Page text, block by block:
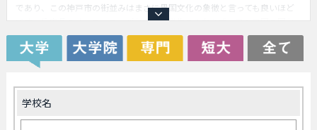
であり、この神戸市の街並みはまさに異国文化の象徴と言っても良いほど
です。兵庫県には、ヨーロッパからの留学生のみならず、アジア圏の国か
らの留学生も多数在住しています。また、兵庫県には共学の大学のみなら
ず、女子大も多数存在します。どちらのタイプの大学も、それぞれの良さ
を持っており、留学生の希望によって選ぶことができます。日本に居なが
はまさに一石二鳥と言えるのです。
学校名